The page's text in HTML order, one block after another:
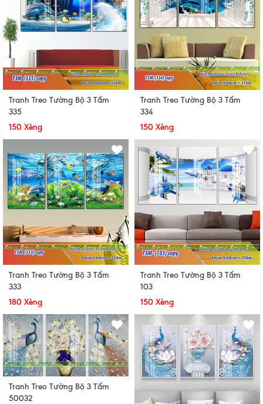
Tranh Treo Tường Bộ 3 Tấm
335
150 Xèng
Tranh Treo Tường Bộ 3 Tấm
334
150 Xèng
Tranh Treo Tường Bộ 3 Tấm
333
180 Xèng
Tranh Treo Tường Bộ 3 Tấm
103
150 Xèng
Tranh Treo Tường Bộ 3 Tấm
50032